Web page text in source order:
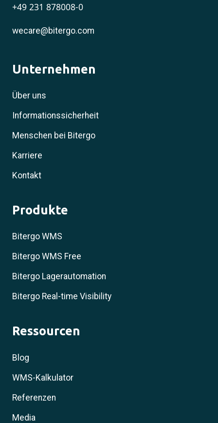
+49 231 878008-0
wecare@bitergo.com
Unternehmen
Über uns
Informationssicherheit
Menschen bei Bitergo
Karriere
Kontakt
Produkte
Bitergo WMS
Bitergo WMS Free
Bitergo Lagerautomation
Bitergo Real-time Visibility
Ressourcen
Blog
WMS-Kalkulator
Referenzen
Media